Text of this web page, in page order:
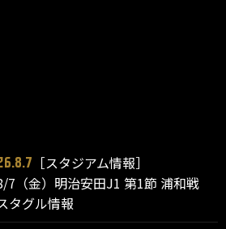
［スタジアム情報］
7（金）明治安田J1 第1節 浦和戦
タグル情報